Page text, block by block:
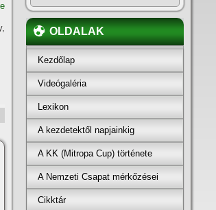
OLDALAK
Kezdőlap
Videógaléria
Lexikon
A kezdetektől napjainkig
A KK (Mitropa Cup) története
A Nemzeti Csapat mérkőzései
Cikktár